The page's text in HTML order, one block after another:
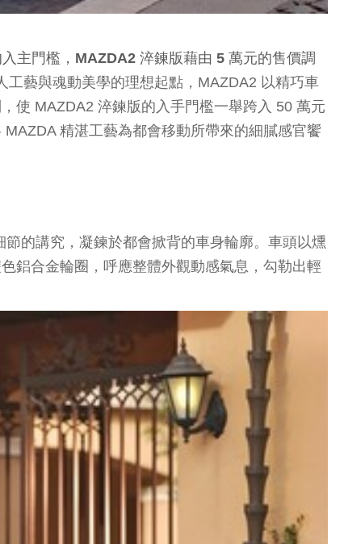
主門檻，MAZDA2 淬鍊版藉由 5 萬元的售價調
工藝與魂動美學的理想起點，MAZDA2 以精巧車
使 MAZDA2 淬鍊版的入手門檻一舉跨入 50 萬元
精湛工藝為都會移動所帶來的細膩感官饗
的講究，凝鍊於都會掀背的車身輪廓。車頭以燻
鋁合金輪圈，呼應整體外觀動感氣息，勾勒出輕